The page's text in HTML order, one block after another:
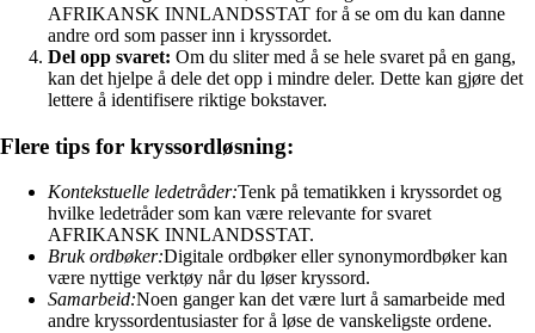
AFRIKANSK INNLANDSSTAT for å se om du kan danne
andre ord som passer inn i kryssordet.
Del opp svaret: Om du sliter med å se hele svaret på en gang,
kan det hjelpe å dele det opp i mindre deler. Dette kan gjøre det
lettere å identifisere riktige bokstaver.
Flere tips for kryssordløsning:
Kontekstuelle ledetråder:Tenk på tematikken i kryssordet og
hvilke ledetråder som kan være relevante for svaret
AFRIKANSK INNLANDSSTAT.
Bruk ordbøker:Digitale ordbøker eller synonymordbøker kan
være nyttige verktøy når du løser kryssord.
Samarbeid:Noen ganger kan det være lurt å samarbeide med
andre kryssordentusiaster for å løse de vanskeligste ordene.